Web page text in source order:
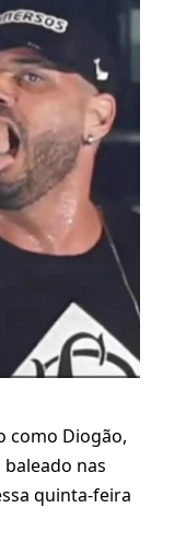
como Diogão,
nas
quinta-feira